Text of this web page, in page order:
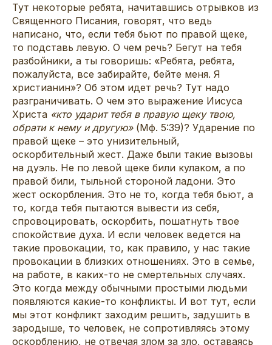
Тут некоторые ребята, начитавшись отрывков из
Священного Писания, говорят, что ведь
написано, что, если тебя бьют по правой щеке,
то подставь левую. О чем речь? Бегут на тебя
разбойники, а ты говоришь: «Ребята, ребята,
пожалуйста, все забирайте, бейте меня. Я
христианин»? Об этом идет речь? Тут надо
разграничивать. О чем это выражение Иисуса
Христа «кто ударит тебя в правую щеку твою,
обрати к нему и другую»(Мф. 5:39)? Ударение по
правой щеке – это унизительный,
оскорбительный жест. Даже были такие вызовы
на дуэль. Не по левой щеке били кулаком, а по
правой били, тыльной стороной ладони. Это
жест оскорбления. Это не то, когда тебя бьют, а
то, когда тебя пытаются вывести из себя,
спровоцировать, оскорбить, пошатнуть твое
спокойствие духа. И если человек ведется на
такие провокации, то, как правило, у нас такие
провокации в близких отношениях. Это в семье,
на работе, в каких-то не смертельных случаях.
Это когда между обычными простыми людьми
появляются какие-то конфликты. И вот тут, если
мы этот конфликт заходим решить, задушить в
зародыше, то человек, не сопротивляясь этому
оскорблению, не отвечая злом за зло, оставаясь